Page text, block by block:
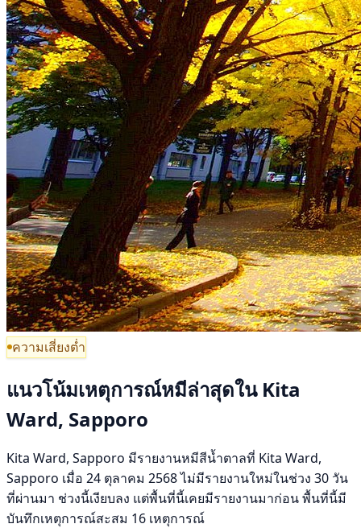
ความเสี่ยงต่ำ
แนวโน้มเหตุการณ์หมีล่าสุดใน Kita
Ward, Sapporo
Kita Ward, Sapporo มีรายงานหมีสีน้ำตาลที่ Kita Ward,
Sapporo เมื่อ 24 ตุลาคม 2568 ไม่มีรายงานใหม่ในช่วง 30 วัน
ที่ผ่านมา ช่วงนี้เงียบลง แต่พื้นที่นี้เคยมีรายงานมาก่อน พื้นที่นี้มี
บันทึกเหตุการณ์สะสม 16 เหตุการณ์